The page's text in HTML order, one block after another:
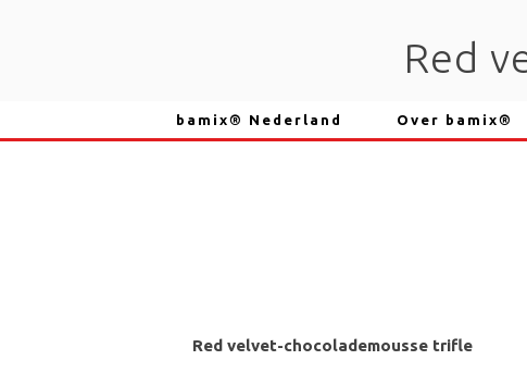
bamix® Nederland Over bamix®
Red
Red velvet-chocolademousse trifle